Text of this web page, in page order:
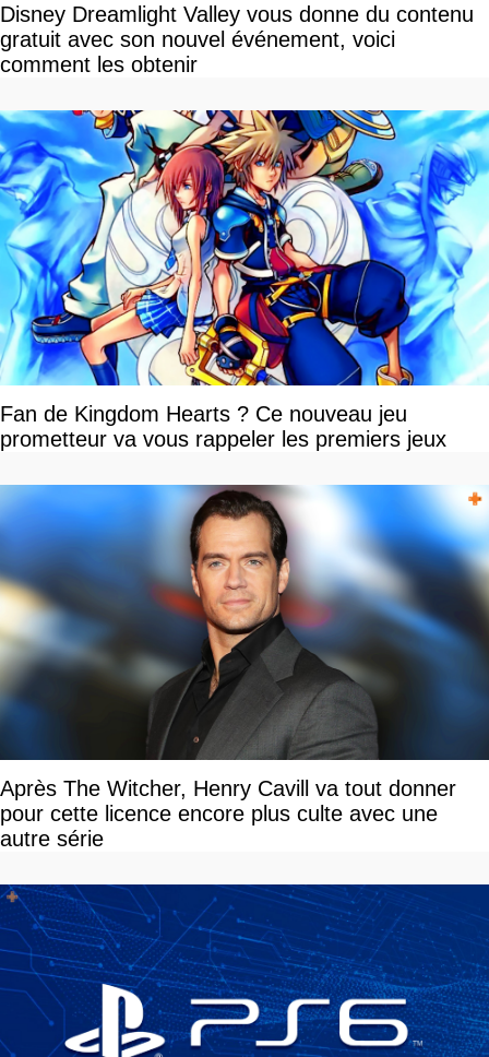
Disney Dreamlight Valley vous donne du contenu
gratuit avec son nouvel événement, voici
comment les obtenir
Fan de Kingdom Hearts ? Ce nouveau jeu
prometteur va vous rappeler les premiers jeux
Après The Witcher, Henry Cavill va tout donner
pour cette licence encore plus culte avec une
autre série